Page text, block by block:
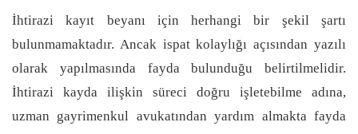
İhtirazi kayıt beyanı için herhangi bir şekil şartı
bulunmamaktadır. Ancak ispat kolaylığı açısından yazılı
olarak yapılmasında fayda bulunduğu belirtilmelidir.
İhtirazi kayda ilişkin süreci doğru işletebilme adına,
uzman gayrimenkul avukatından yardım almakta fayda